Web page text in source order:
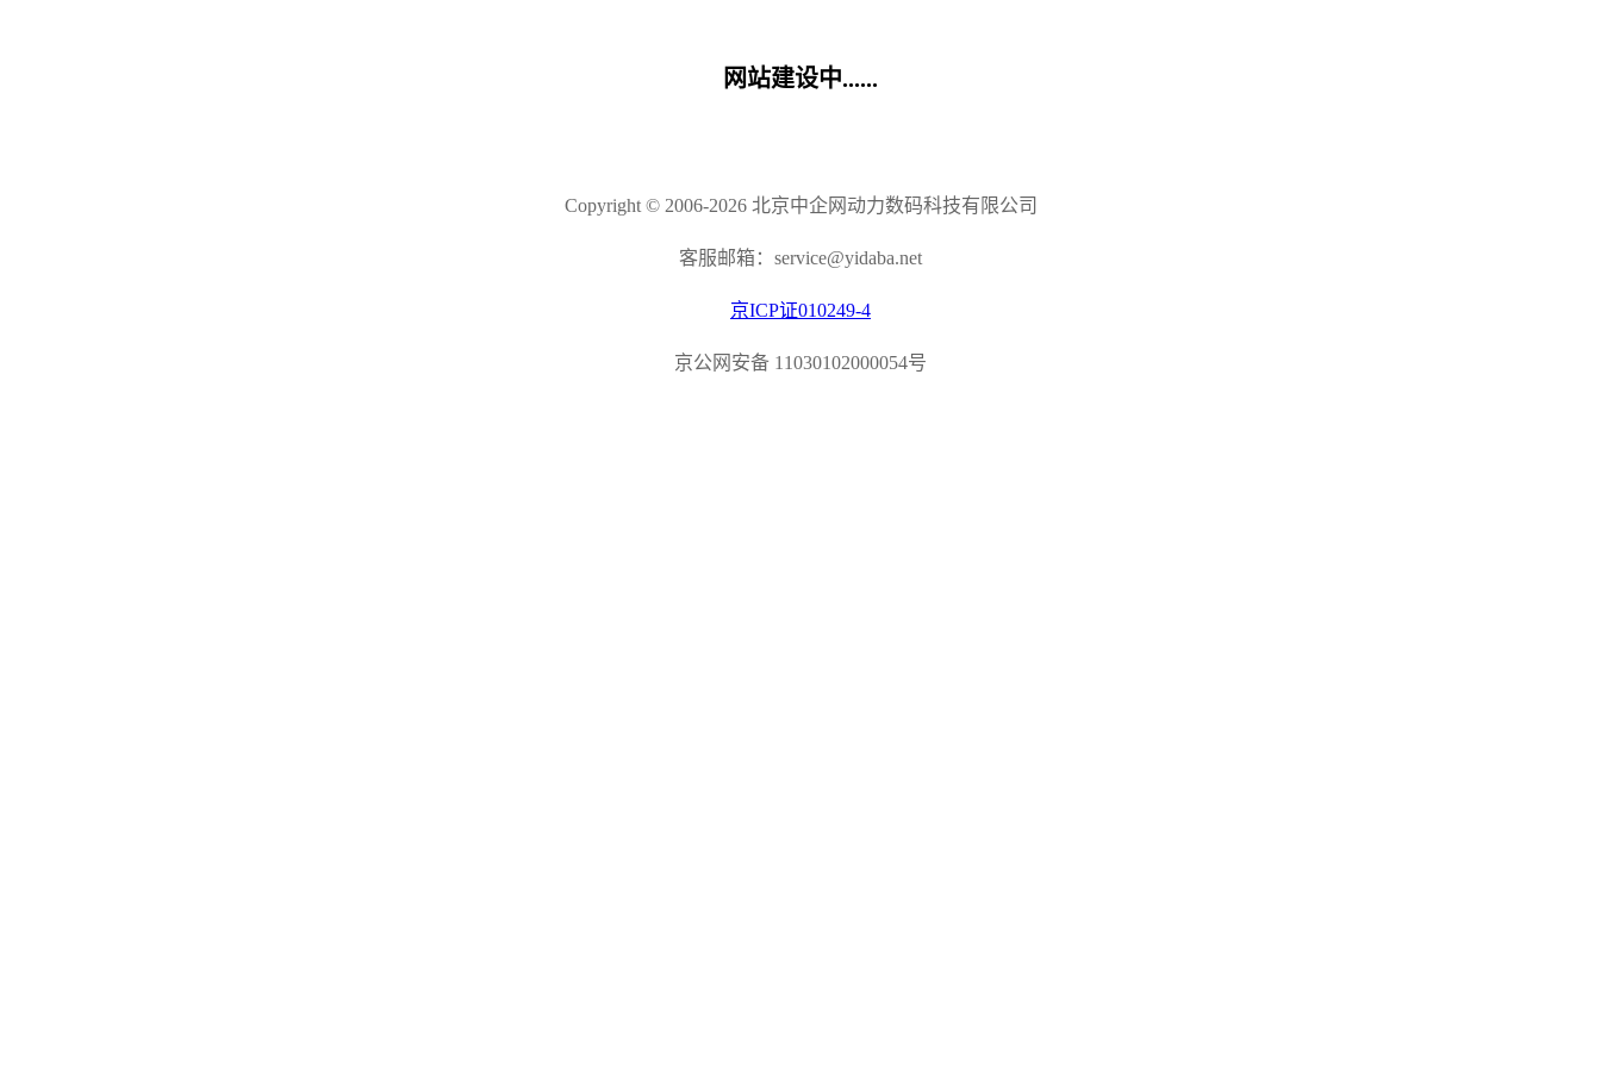
网站建设中......
Copyright © 2006-2026 北京中企网动力数码科技有限公司
客服邮箱：service@yidaba.net
京ICP证010249-4
京公网安备 11030102000054号